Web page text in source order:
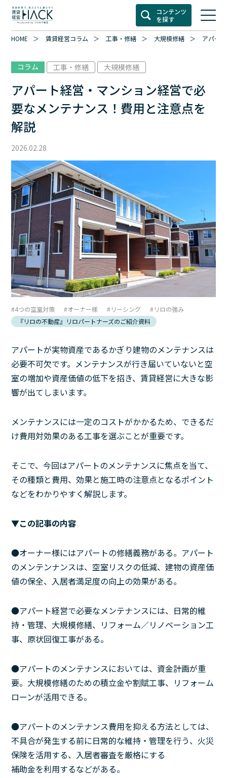
コンテンツ
を探す
HOME 賃貸経営コラム 工事・修繕 大規模修繕 アパー
コラム 工事・修繕 大規模修繕
アパート経営・マンション経営で必
要なメンテナンス！費用と注意点を
解説
2026.02.28
4つの空室対策 オーナー様 リーシング
リロの強み
『リロの不動産』リロパートナーズのご紹介資料
アパートが実物資産であるかぎり建物のメンテナンスは
必要不可欠です。メンテナンスが行き届いていないと空
室の増加や資産価値の低下を招き、賃貸経営に大きな影
響が出てしまいます。
メンテナンスには一定のコストがかかるため、できるだ
け費用対効果のある工事を選ぶことが重要です。
そこで、今回はアパートのメンテナンスに焦点を当て、
その種類と費用、効果と施工時の注意点となるポイント
などをわかりやすく解説します。
▼この記事の内容
●オーナー様にはアパートの修繕義務がある。アパート
のメンテンナンスは、空室リスクの低減、建物の資産価
値の保全、入居者満足度の向上の効果がある。
●アパート経営で必要なメンテナンスには、日常的維
持・管理、大規模修繕、リフォーム／リノベーション工
事、原状回復工事がある。
●アパートのメンテナンスにおいては、資金計画が重
要。大規模修繕のための積立金や割賦工事、リフォーム
ローンが活用できる。
●アパートのメンテナンス費用を抑える方法としては、
不具合が発生する前に日常的な維持・管理を行う、火災
保険を活用する、入居者審査を厳格にする
補助金を利用するなどがある。